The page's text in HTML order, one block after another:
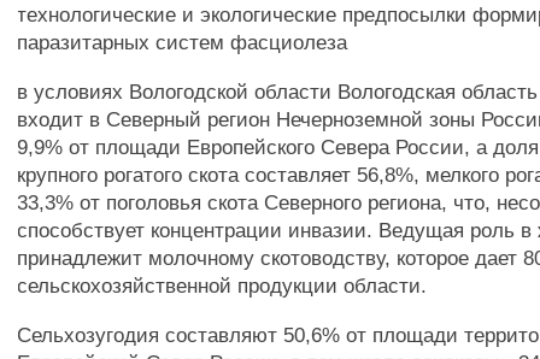
технологические и экологические предпосылки
паразитарных систем фасциолеза
в условиях Вологодской области Вологодская
входит в Северный регион Нечерноземной зоны
9,9% от площади Европейского Севера России, а
крупного рогатого скота составляет 56,8%, мелкого
33,3% от поголовья скота Северного региона, что,
способствует концентрации инвазии. Ведущая роль в
принадлежит молочному скотоводству, которое дает
сельскохозяйственной продукции области.
Сельхозугодия составляют 50,6% от площади